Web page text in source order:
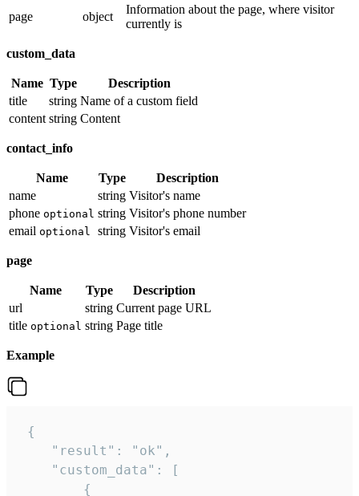
page
object
Information about the page, where visitor
currently is
custom_data
Name Type
Description
title
string Name of a custom field
content string Content
contact_info
Name Type
Description
name
string Visitor's name
phone optional string Visitor's phone number
email optional string Visitor's email
page
Name Type
Description
url
string Current page URL
title optional string Page title
Example
{
    "result": "ok",
    "custom_data": [
        {